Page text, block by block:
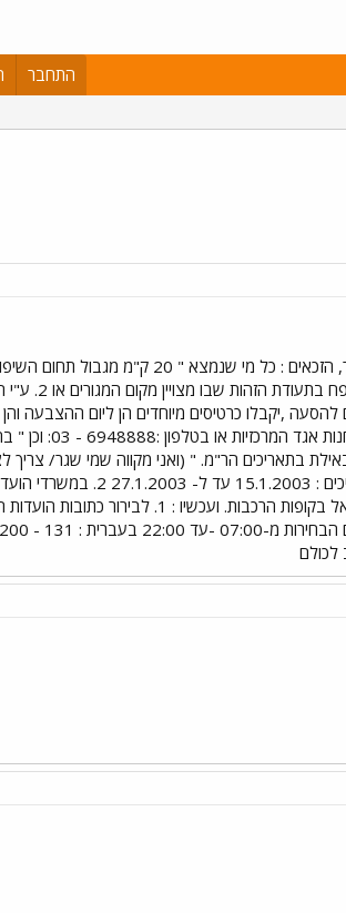
התחבר
שלא תגידו שאני לא דואגת לכם. הנסיעה בחינם (על חשבון המדינה )לצורך ההצבעה היא הלוך
מצויה הקלפי בה הוא אמור
,יקבלו כרטיסים מיוחדים הן ליום ההצבעה והן
או אחרי לצורך נסיעה באחד הכיוונים ,לפי בחירתם )
בתאריכים הר"מ. " (ואני מקווה שמי שגר/
זה ) היכן ניתן להשיג את הכרטיסים (לכל השאר... )? כרטיסים
קלפיות בישובים קטנים /מזכירי ישוב, בישובים שבהם אין קלפיות. לרכבת : ביום הבחירות ברכבת
לכולם